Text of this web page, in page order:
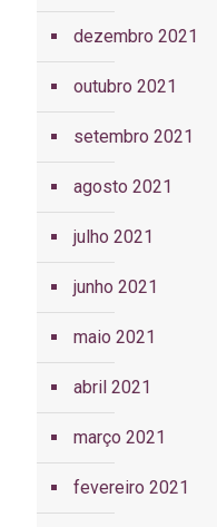
dezembro 2021
outubro 2021
setembro 2021
agosto 2021
julho 2021
junho 2021
maio 2021
abril 2021
março 2021
fevereiro 2021